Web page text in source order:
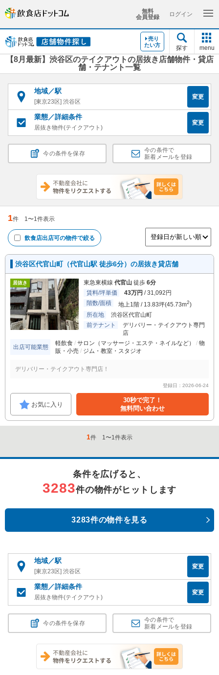
無料
会員登録
ログイン
売り
たい方
探す menu
【8月最新】渋谷区のテイクアウトの居抜き店舗物件・貸店
舗・テナント一覧
地域／駅
[東京23区] 渋谷区
変更
業態／詳細条件
居抜き物件(テイクアウト)
変更
今の条件を保存
今の条件で
新着メールを登録
1件 1〜1件表示
飲食店出店可の物件で絞る
渋谷区代官山町（代官山駅 徒歩6分）の居抜き貸店舗
居抜き 東急東横線 代官山 徒歩 6分
賃料/坪単価
43万円 / 31,092円
階数/面積
地上1階 / 13.83坪(45.73m2)
所在地
渋谷区代官山町
前テナント
デリバリー・テイクアウト専門
店
出店可能業態
軽飲食 サロン（マッサージ・エステ・ネイルなど）
物
販・小売
ジム・教室・スタジオ
デリバリー・テイクアウト専門店！
登録日：2026-06-24
お気に入り
30秒で完了！
無料問い合わせ
1件 1〜1件表示
条件を広げると、
3283件の物件がヒットします
3283件の物件を見る
地域／駅
[東京23区] 渋谷区
変更
業態／詳細条件
居抜き物件(テイクアウト)
変更
今の条件を保存
今の条件で
新着メールを登録